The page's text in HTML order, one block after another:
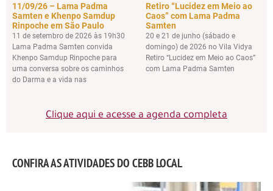
11/09/26 – Lama Padma
Samten e Khenpo Samdup
Rinpoche em São Paulo
11 de setembro de 2026 às 19h30
Lama Padma Samten convida
Khenpo Samdup Rinpoche para
uma conversa sobre os caminhos
do Darma e a vida nas
Retiro “Lucidez em Meio ao
Caos” com Lama Padma
Samten
20 e 21 de junho (sábado e
domingo) de 2026 no Vila Vidya
Retiro “Lucidez em Meio ao Caos”
com Lama Padma Samten
Clique aqui e acesse a agenda completa
CONFIRA AS ATIVIDADES DO CEBB LOCAL